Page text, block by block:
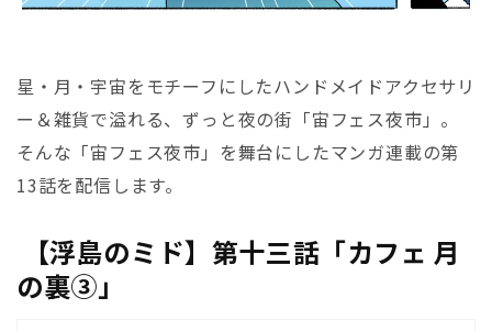
星・月・宇宙をモチーフにしたハンドメイドアクセサリ
ー＆雑貨で溢れる、ずっと夜の街「宙フェス夜市」。
そんな「宙フェス夜市」を舞台にしたマンガ連載の第
13話を配信します。
【浮島のミド】第十三話「カフェ 月
の裏③」